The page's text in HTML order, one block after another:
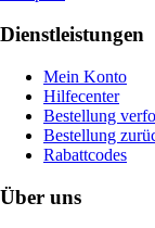
Dienstleistungen
Mein Konto
Hilfecenter
Bestellung
Bestellung
Rabattcodes
Über uns